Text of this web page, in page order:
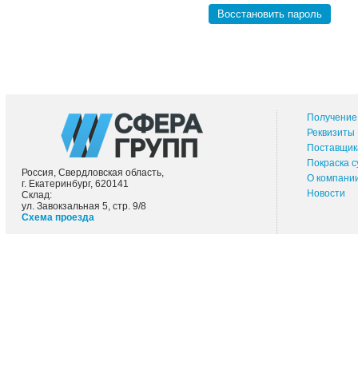
Восстановить пароль
Россия, Свердловская область,
г. Екатеринбург, 620141
Склад:
ул. Завокзальная 5, стр. 9/8
Схема проезда
Реквизиты
Покраска
О
Новости